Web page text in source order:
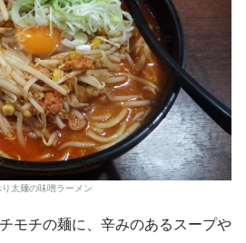
太麺の味噌ラーメン
モチの麺に、辛みのあるスープや